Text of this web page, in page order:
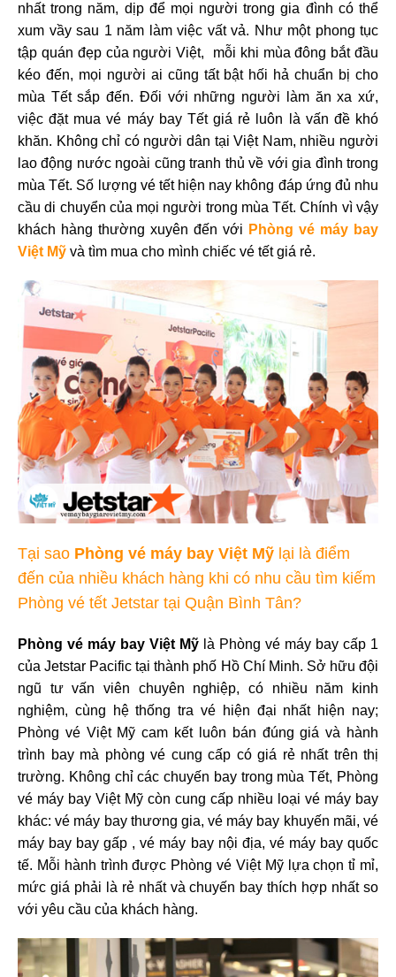
nhất trong năm, dịp để mọi người trong gia đình có thể
xum vầy sau 1 năm làm việc vất vả. Như một phong tục
tập quán đẹp của người Việt, mỗi khi mùa đông bắt đầu
kéo đến, mọi người ai cũng tất bật hối hả chuẩn bị cho
mùa Tết sắp đến. Đối với những người làm ăn xa xứ,
việc đặt mua vé máy bay Tết giá rẻ luôn là vấn đề khó
khăn. Không chỉ có người dân tại Việt Nam, nhiều người
lao động nước ngoài cũng tranh thủ về với gia đình trong
mùa Tết. Số lượng vé tết hiện nay không đáp ứng đủ nhu
cầu di chuyển của mọi người trong mùa Tết. Chính vì vậy
khách hàng thường xuyên đến với Phòng vé máy bay
Việt Mỹ và tìm mua cho mình chiếc vé tết giá rẻ.
Tại sao Phòng vé máy bay Việt Mỹ lại là điểm
đến của nhiều khách hàng khi có nhu cầu tìm kiếm
Phòng vé tết Jetstar tại Quận Bình Tân?
Phòng vé máy bay Việt Mỹ là Phòng vé máy bay cấp 1
của Jetstar Pacific tại thành phố Hồ Chí Minh. Sở hữu đội
ngũ tư vấn viên chuyên nghiệp, có nhiều năm kinh
nghiệm, cùng hệ thống tra vé hiện đại nhất hiện nay;
Phòng vé Việt Mỹ cam kết luôn bán đúng giá và hành
trình bay mà phòng vé cung cấp có giá rẻ nhất trên thị
trường. Không chỉ các chuyến bay trong mùa Tết, Phòng
vé máy bay Việt Mỹ còn cung cấp nhiều loại vé máy bay
khác: vé máy bay thương gia, vé máy bay khuyến mãi, vé
máy bay bay gấp , vé máy bay nội địa, vé máy bay quốc
tế. Mỗi hành trình được Phòng vé Việt Mỹ lựa chọn tỉ mỉ,
mức giá phải là rẻ nhất và chuyến bay thích hợp nhất so
với yêu cầu của khách hàng.